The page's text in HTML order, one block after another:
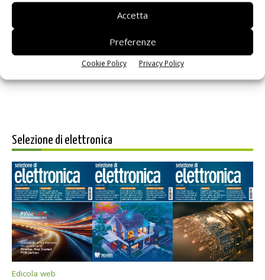
Accetta
Preferenze
Cookie Policy Privacy Policy
Salva il mio nome, email e sito web in questo browser per i
prossimi commenti.
Selezione di elettronica
Edicola web